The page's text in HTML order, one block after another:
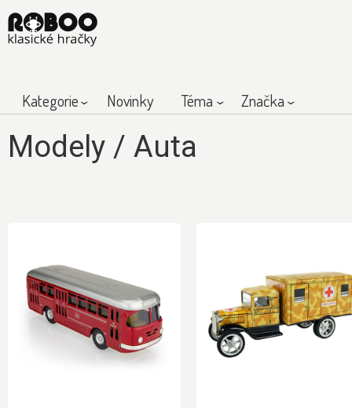
Kategorie Novinky Téma Značka
Modely / Auta